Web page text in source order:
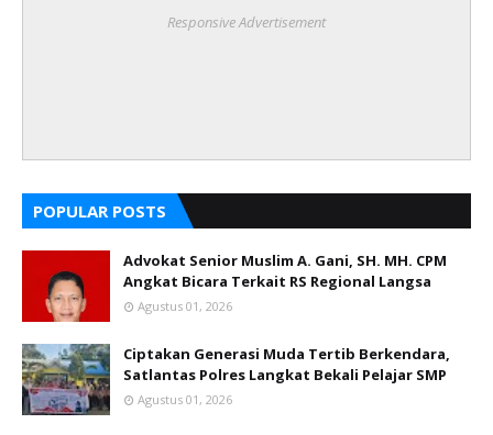
Responsive Advertisement
POPULAR POSTS
Advokat Senior Muslim A. Gani, SH. MH. CPM
Angkat Bicara Terkait RS Regional Langsa
Agustus 01, 2026
Ciptakan Generasi Muda Tertib Berkendara,
Satlantas Polres Langkat Bekali Pelajar SMP
Agustus 01, 2026